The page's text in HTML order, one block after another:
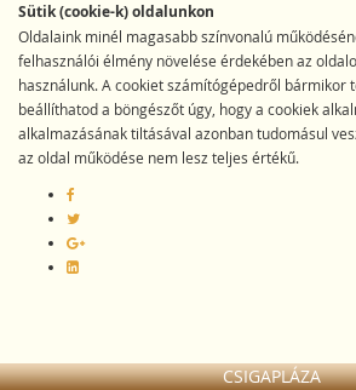
Sütik (cookie-k) oldalunkon
Oldalaink minél magasabb színvonalú
felhasználói élmény növelése érdekében az
használunk. A cookiet számítógépedről bármikor
beállíthatod a böngészőt úgy, hogy a cookiek
alkalmazásának tiltásával azonban tudomásul
az oldal működése nem lesz teljes értékű.
CSIGAPLÁZA